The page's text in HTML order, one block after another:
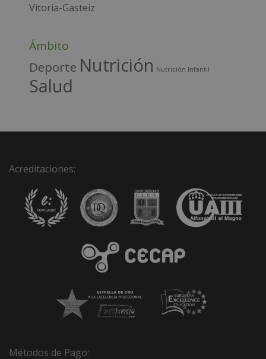
i
Vitoria-Gasteiz
Ámbito
Deporte Nutrición Nutrición Infantil
Salud
Acreditaciones:
Métodos de Pago: